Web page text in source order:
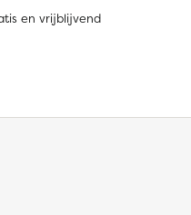
en vrijblijvend